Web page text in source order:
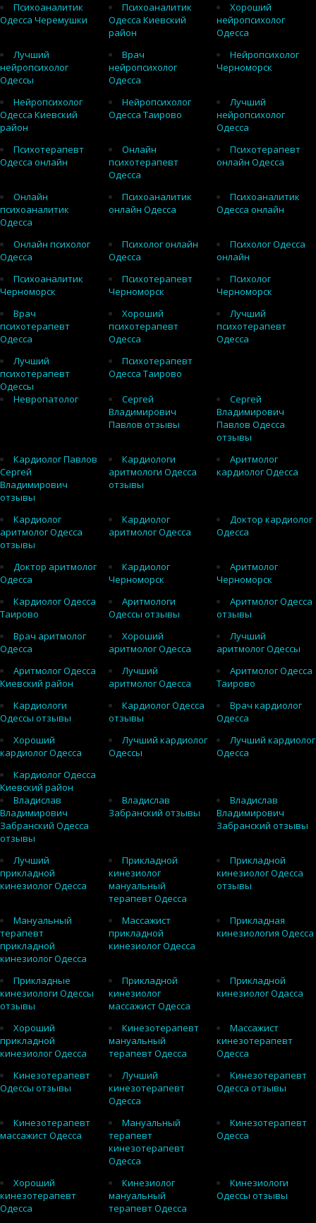
Психоаналитик
Одесса Черемушки
Психоаналитик
Одесса Киевский
район
Хороший
нейропсихолог
Одесса
Лучший
нейропсихолог
Одессы
Врач
нейропсихолог
Одесса
Нейропсихолог
Черноморск
Нейропсихолог
Одесса Киевский
район
Нейропсихолог
Одесса Таирово
Лучший
нейропсихолог
Одесса
Психотерапевт
Одесса онлайн
Онлайн
психотерапевт
Одесса
Психотерапевт
онлайн Одесса
Онлайн
психоаналитик
Одесса
Психоаналитик
онлайн Одесса
Психоаналитик
Одесса онлайн
Онлайн психолог
Одесса
Психолог онлайн
Одесса
Психолог Одесса
онлайн
Психоаналитик
Черноморск
Психотерапевт
Черноморск
Психолог
Черноморск
Врач
психотерапевт
Одесса
Хороший
психотерапевт
Одесса
Лучший
психотерапевт
Одесса
Лучший
психотерапевт
Одессы
Психотерапевт
Одесса Таирово
Невропатолог
Сергей
Владимирович
Павлов отзывы
Сергей
Владимирович
Павлов Одесса
отзывы
Кардиолог Павлов
Сергей
Владимирович
отзывы
Кардиологи
аритмологи Одесса
отзывы
Аритмолог
кардиолог Одесса
Кардиолог
аритмолог Одесса
отзывы
Кардиолог
аритмолог Одесса
Доктор кардиолог
Одесса
Доктор аритмолог
Одесса
Кардиолог
Черноморск
Аритмолог
Черноморск
Кардиолог Одесса
Таирово
Аритмологи
Одессы отзывы
Аритмолог Одесса
отзывы
Врач аритмолог
Одесса
Хороший
аритмолог Одесса
Лучший
аритмолог Одессы
Аритмолог Одесса
Киевский район
Лучший
аритмолог Одесса
Аритмолог Одесса
Таирово
Кардиологи
Одессы отзывы
Кардиолог Одесса
отзывы
Врач кардиолог
Одесса
Хороший
кардиолог Одесса
Лучший кардиолог
Одессы
Лучший кардиолог
Одесса
Кардиолог Одесса
Киевский район
Владислав
Владимирович
Забранский Одесса
отзывы
Владислав
Забранский отзывы
Владислав
Владимирович
Забранский отзывы
Лучший
прикладной
кинезиолог Одесса
Прикладной
кинезиолог
мануальный
терапевт Одесса
Прикладной
кинезиолог Одесса
отзывы
Мануальный
терапевт
прикладной
кинезиолог Одесса
Массажист
прикладной
кинезиолог Одесса
Прикладная
кинезиология Одесса
Прикладные
кинезиологи Одессы
отзывы
Прикладной
кинезиолог
массажист Одесса
Прикладной
кинезиолог Одасса
Хороший
прикладной
кинезиолог Одесса
Кинезотерапевт
мануальный
терапевт Одесса
Массажист
кинезотерапевт
Одесса
Кинезотерапевт
Одессы отзывы
Лучший
кинезотерапевт
Одесса
Кинезотерапевт
Одесса отзывы
Кинезотерапевт
массажист Одесса
Мануальный
терапевт
кинезотерапевт
Одесса
Кинезотерапевт
Одесса
Хороший
кинезотерапевт
Одесса
Кинезиолог
мануальный
терапевт Одесса
Кинезиологи
Одессы отзывы